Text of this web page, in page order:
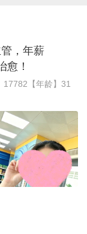
，年薪
愈！
【年龄】31